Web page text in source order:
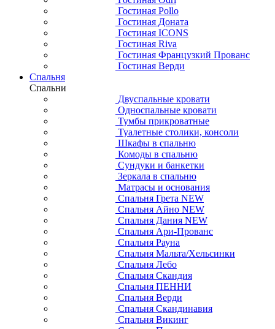
Гостиная Pollo
Гостиная Доната
Гостиная ICONS
Гостиная Riva
Гостиная Французкий Прованс
Гостиная Верди
Спальня
Спальни
Двуспальные кровати
Односпальные кровати
Тумбы прикроватные
Туалетные столики, консоли
Шкафы в спальню
Комоды в спальню
Сундуки и банкетки
Зеркала в спальню
Матрасы и основания
Спальня Грета NEW
Спальня Айно NEW
Спальня Дания NEW
Спальня Ари-Прованс
Спальня Рауна
Спальня Мальта/Хельсинки
Спальня Лебо
Спальня Скандия
Спальня ПЕННИ
Спальня Верди
Спальня Скандинавия
Спальня Викинг